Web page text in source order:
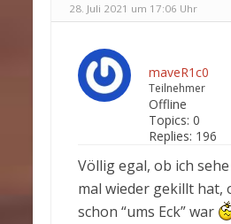
28. Juli 2021 um 17:06 Uhr
maveR1c0
Teilnehmer
Offline
Topics: 0
Replies: 196
Völlig egal, ob ich
mal wieder gekillt hat,
schon “ums Eck” war